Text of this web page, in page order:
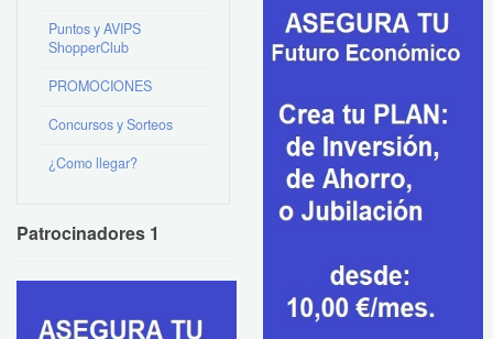
Puntos y AVIPS
ShopperClub
PROMOCIONES
Concursos y Sorteos
¿Como llegar?
Patrocinadores 1